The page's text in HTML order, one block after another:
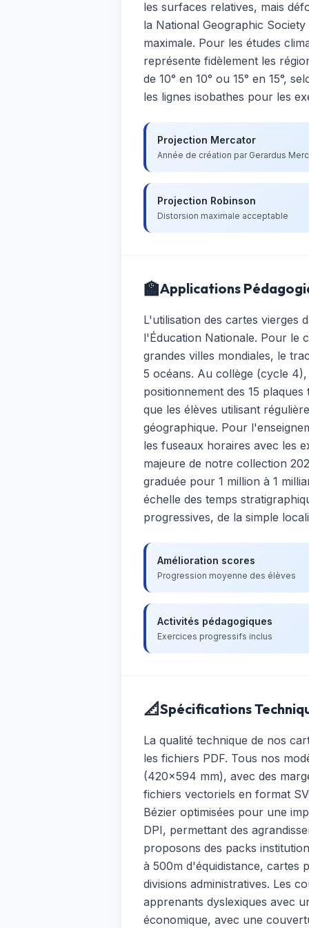
les surfaces relatives, mais
la National Geographic
maximale. Pour les études
représente fidèlement les
de 10° en 10° ou 15° en 15°,
les lignes isobathes pour les
Projection Mercator
Année de création par Gerardus
Projection Robinson
Distorsion maximale acceptable
🏫Applications
L'utilisation des cartes vierges
l'Éducation Nationale. Pour le
grandes villes mondiales, le
5 océans. Au collège (cycle
positionnement des 15
que les élèves utilisant
géographique. Pour
les fuseaux horaires avec les
majeure de notre collection
graduée pour 1 million à 1
échelle des temps
progressives, de la simple
Amélioration scores
Progression moyenne des élèves
Activités pédagogiques
Exercices progressifs inclus
📐Spécifications
La qualité technique de nos
les fichiers PDF. Tous nos
(420×594 mm), avec des
fichiers vectoriels en format
Bézier optimisées pour une
DPI, permettant des
proposons des packs
à 500m d'équidistance, cartes
divisions administratives. Les
apprenants dyslexiques avec
économique, avec une